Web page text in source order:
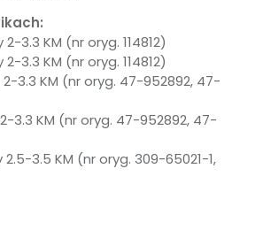
2-3.3 KM (nr oryg. 114812)
2-3.3 KM (nr oryg. 114812)
2-3.3 KM (nr oryg. 47-952892, 47-
3.3 KM (nr oryg. 47-952892, 47-
2.5-3.5 KM (nr oryg. 309-65021-1,